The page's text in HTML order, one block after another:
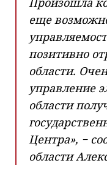
еще
позитивно
области.
управление
области
Центра», −
области